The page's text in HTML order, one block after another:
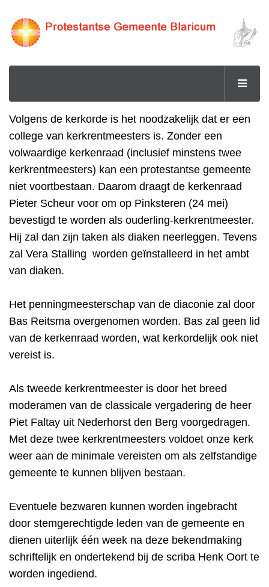
Volgens de kerkorde is het noodzakelijk dat er een
college van kerkrentmeesters is. Zonder een
volwaardige kerkenraad (inclusief minstens twee
kerkrentmeesters) kan een protestantse gemeente
niet voortbestaan. Daarom draagt de kerkenraad
Pieter Scheur voor om op Pinksteren (24 mei)
bevestigd te worden als ouderling-kerkrentmeester.
Hij zal dan zijn taken als diaken neerleggen. Tevens
zal Vera Stalling worden geïnstalleerd in het ambt
van diaken.
Het penningmeesterschap van de diaconie zal door
Bas Reitsma overgenomen worden. Bas zal geen lid
van de kerkenraad worden, wat kerkordelijk ook niet
vereist is.
Als tweede kerkrentmeester is door het breed
moderamen van de classicale vergadering de heer
Piet Faltay uit Nederhorst den Berg voorgedragen.
Met deze twee kerkrentmeesters voldoet onze kerk
weer aan de minimale vereisten om als zelfstandige
gemeente te kunnen blijven bestaan.
Eventuele bezwaren kunnen worden ingebracht
door stemgerechtigde leden van de gemeente en
dienen uiterlijk één week na deze bekendmaking
schriftelijk en ondertekend bij de scriba Henk Oort te
worden ingediend.